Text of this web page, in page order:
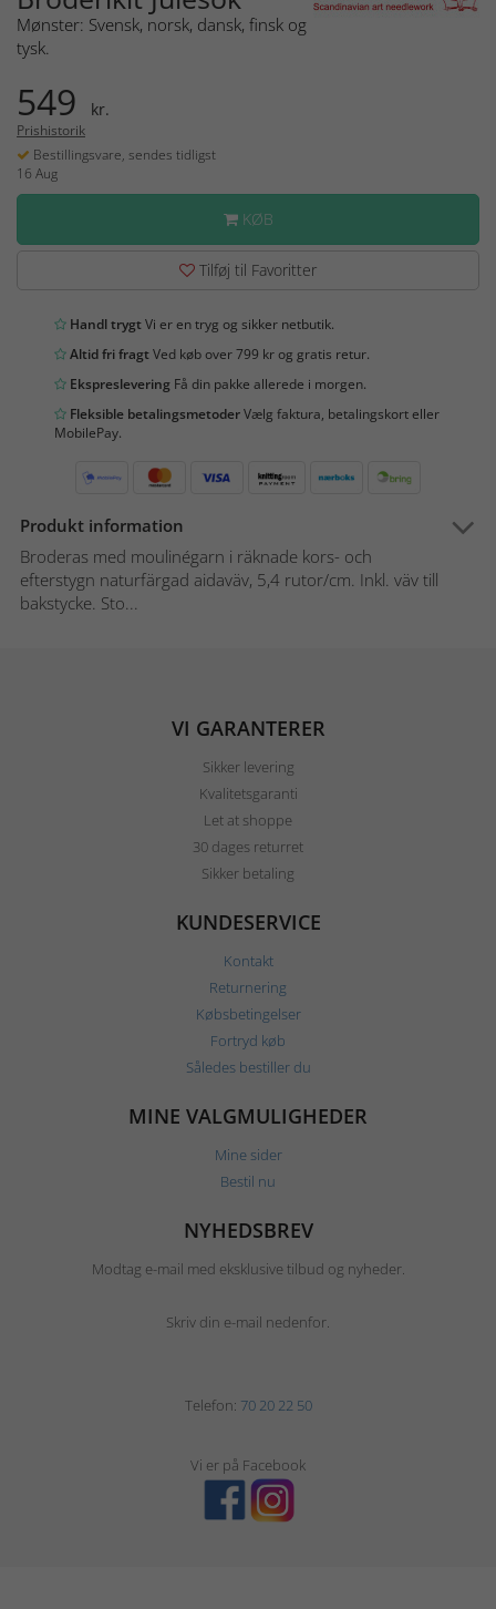
Mønster: Svensk, norsk, dansk, finsk og
tysk.
549 kr.
Prishistorik
Bestillingsvare, sendes tidligst
16 Aug
KØB
Tilføj til Favoritter
Handl trygtVi er en tryg og sikker netbutik.
Altid fri fragtVed køb over 799 kr og gratis retur.
Ekspreslevering Få din pakke allerede i morgen.
Fleksible betalingsmetoderVælg faktura, betalingskort eller
MobilePay.
Produkt information
Broderas med moulinégarn i räknade kors- och
efterstygn naturfärgad aidaväv, 5,4 rutor/cm. Inkl. väv till
bakstycke. Sto...
VI GARANTERER
Sikker levering
Kvalitetsgaranti
Let at shoppe
30 dages returret
Sikker betaling
KUNDESERVICE
Kontakt
Returnering
Købsbetingelser
Fortryd køb
Således bestiller du
MINE VALGMULIGHEDER
Mine sider
Bestil nu
NYHEDSBREV
Modtag e-mail med eksklusive tilbud og nyheder.
Skriv din e-mail nedenfor.
Telefon: 70 20 22 50
Vi er på Facebook